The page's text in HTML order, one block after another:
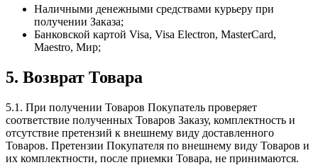
Наличными денежными средствами курьеру при
получении Заказа;
Банковской картой Visa, Visa Electron, MasterCard,
Maestro, Мир;
5. Возврат Товара
5.1. При получении Товаров Покупатель проверяет
соответствие полученных Товаров Заказу, комплектность и
отсутствие претензий к внешнему виду доставленного
Товаров. Претензии Покупателя по внешнему виду Товаров и
их комплектности, после приемки Товара, не принимаются.